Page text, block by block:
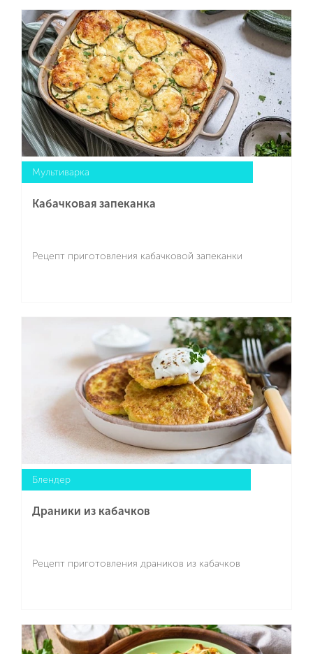
Мультиварка
Кабачковая запеканка
Рецепт приготовления кабачковой запеканки
Подробнее
Блендер
Драники из кабачков
Рецепт приготовления драников из кабачков
Подробнее